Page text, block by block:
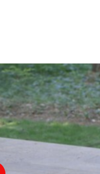
flucht der seele
innerer frieden
morgenträume